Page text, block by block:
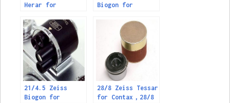
Herar for
蔡司Herar for
Contax
Biogon for
蔡司Biogon for
21/4.5 Zeiss
Biogon for
28/8 Zeiss Tessar
for Contax，28/8